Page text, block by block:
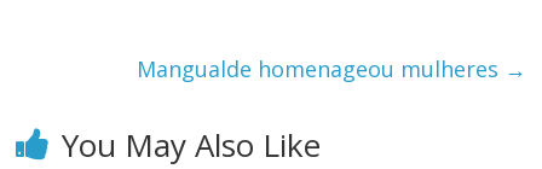
Mangualde homenageou mulheres →
You May Also Like